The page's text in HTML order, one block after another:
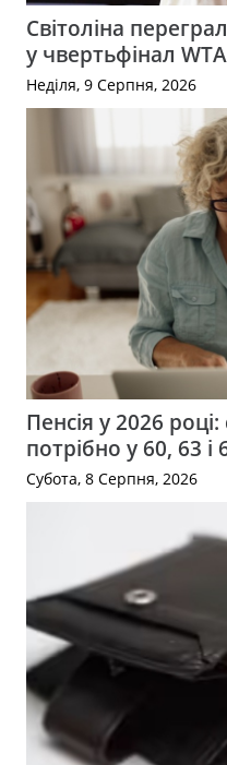
Світоліна
у чвертьфінал
Неділя, 9 Серпня, 2026
Пенсія у 2026
потрібно у 60, 63 і
Субота, 8 Серпня, 2026